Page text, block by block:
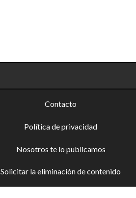
Contacto
Política de privacidad
Nosotros te lo publicamos
Solicitar la eliminación de contenido